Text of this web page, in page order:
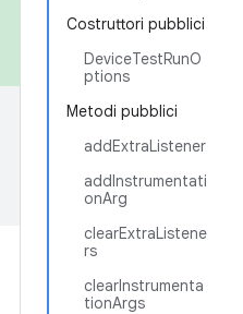
Costruttori pubblici
DeviceTestRunO
ptions
Metodi pubblici
addExtraListener
addInstrumentati
onArg
clearExtraListene
rs
clearInstrumenta
tionArgs